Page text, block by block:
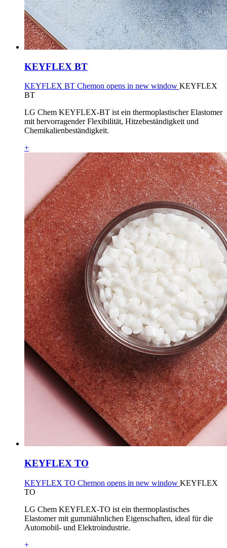
KEYFLEX BT
KEYFLEX BT Chemon opens in new window KEYFLEX
BT
LG Chem KEYFLEX-BT ist ein thermoplastischer Elastomer
mit hervorragender Flexibilität, Hitzebeständigkeit und
Chemikalienbeständigkeit.
+
KEYFLEX TO
KEYFLEX TO Chemon opens in new window KEYFLEX
TO
LG Chem KEYFLEX-TO ist ein thermoplastisches
Elastomer mit gummiähnlichen Eigenschaften, ideal für die
Automobil- und Elektroindustrie.
+